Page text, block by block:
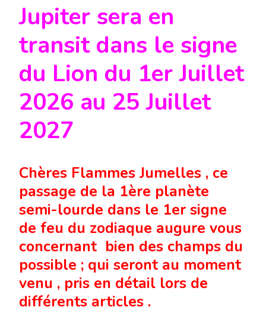
Jupiter sera en
transit dans le signe
du Lion du 1er Juillet
2026 au 25 Juillet
2027
Chères Flammes Jumelles , ce
passage de la 1ère planète
semi-lourde dans le 1er signe
de feu du zodiaque augure vous
concernant bien des champs du
possible ; qui seront au moment
venu , pris en détail lors de
différents articles .